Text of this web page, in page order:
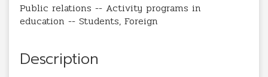
Public relations -- Activity programs in
education -- Students, Foreign
Description